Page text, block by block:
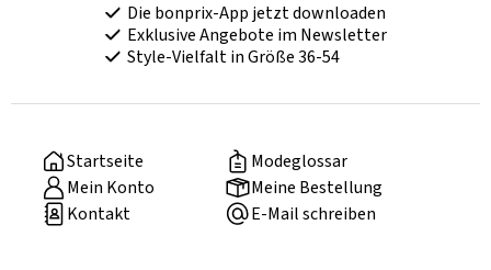
Die bonprix-App jetzt downloaden
Exklusive Angebote im Newsletter
Style-Vielfalt in Größe 36-54
Startseite
Modeglossar
Mein Konto
Meine Bestellung
Kontakt
E-Mail schreiben